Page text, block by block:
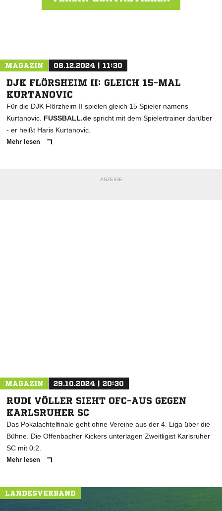
MAGAZIN 08.12.2024 | 11:30
DJK FLÖRSHEIM II: GLEICH 15-MAL
KURTANOVIC
Für die DJK Flörzheim II spielen gleich 15 Spieler namens
Kurtanovic. FUSSBALL.de spricht mit dem Spielertrainer darüber
- er heißt Haris Kurtanovic.
Mehr lesen
ANZEIGE
MAGAZIN 29.10.2024 | 20:30
RUDI VÖLLER SIEHT OFC-AUS GEGEN
KARLSRUHER SC
Das Pokalachtelfinale geht ohne Vereine aus der 4. Liga über die
Bühne. Die Offenbacher Kickers unterlagen Zweitligist Karlsruher
SC mit 0:2.
Mehr lesen
LANDESVERBAND